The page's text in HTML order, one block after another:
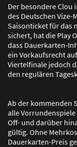
Der besondere Clou
des Deutschen Vize-
Saisonticket für das
sichert, hat die Play
dass Dauerkarten-
ein Vorkaufsrecht
Viertelfinale jedoch
den regulären
Ab der kommenden
alle
Off- und darüber
gültig. Ohne
Dauerkarten-Preis